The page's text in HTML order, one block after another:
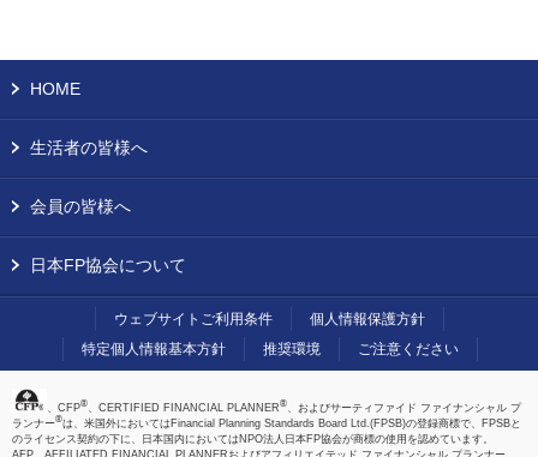
HOME
生活者の皆様へ
会員の皆様へ
日本FP協会について
ウェブサイトご利用条件
個人情報保護方針
特定個人情報基本方針
推奨環境 ご注意ください
、CFP®、CERTIFIED FINANCIAL PLANNER®、およびサーティファイド ファイナンシャル プ
ランナー®は、米国外においてはFinancial Planning Standards Board Ltd.(FPSB)の登録商標で、FPSBと
のライセンス契約の下に、日本国内においてはNPO法人日本FP協会が商標の使用を認めています。
AFP、AFFILIATED FINANCIAL PLANNERおよびアフィリエイテッド ファイナンシャル プランナー